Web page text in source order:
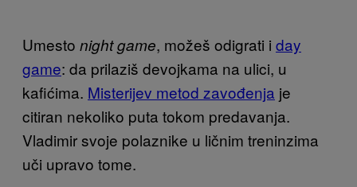
Umesto night game, možeš odigrati i day
game: da prilaziš devojkama na ulici, u
kafićima. Misterijev metod zavođenja je
citiran nekoliko puta tokom predavanja.
Vladimir svoje polaznike u ličnim treninzima
uči upravo tome.